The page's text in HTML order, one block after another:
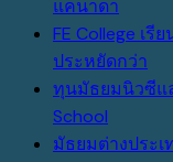
แคนาดา
on
มัธยม
2027
FE College เรี
ประหยัดกว่า
FE
ทุนมัธยมนิวซีแล
School
มัธยมต่างประ